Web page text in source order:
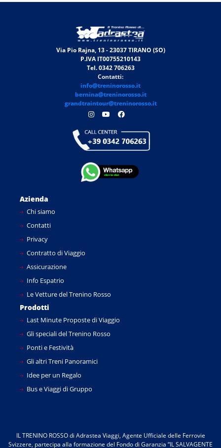
Via Pio Rajna, 13 - 23037 TIRANO (SO)
P.IVA IT00755210143
Tel. 0342 706263
Contatti:
info@treninorosso.it
bernina@treninorosso.it
grandtraintour@treninorosso.it
Azienda
Chi siamo
Contatti
Privacy
Contratto di Viaggio
Assicurazione
Info Espatrio
Le Vetture del Trenino Rosso
Prodotti
Last Minute Proposte di Viaggio
Gli speciali del Trenino Rosso
Ponti e Festività
Gli altri Treni Panoramici
Idee per un Regalo
Bus e Viaggi di Gruppo
IL TRENINO ROSSO di Adrastea Viaggi, Agente Ufficiale delle Ferrovie
Svizzere, partecipa alla formazione del Fondo di Garanzia “IL SALVAGENTE